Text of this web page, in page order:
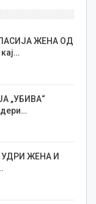
ЖЕНА ОД
„УБИВА“
ЖЕНА И